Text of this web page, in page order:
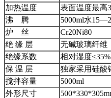
加热温度
表面温度最高
沸 腾
5000ml水
炉 丝
Cr20Ni80
绝 缘 层
无碱玻璃纤维
绝缘系数
相对湿度
保 温 层
独家采用硅酸
搅拌容量
5000ml
外形尺寸